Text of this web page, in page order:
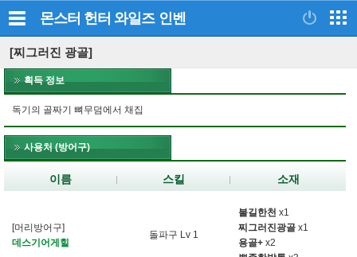
몬스터 헌터 와일즈 인벤
[찌그러진 광골]
획득 정보
독기의 골짜기 뼈무덤에서 채집
사용처 (방어구)
이름 스킬 소재
[머리방어구]
데스기어게힐
돌파구 Lv 1
불길한천 x1
찌그러진광골 x1
용골+ x2